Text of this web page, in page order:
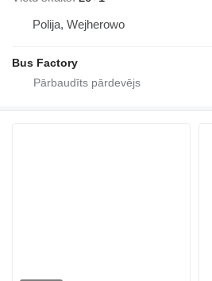
Polija, Wejherowo
Bus Factory